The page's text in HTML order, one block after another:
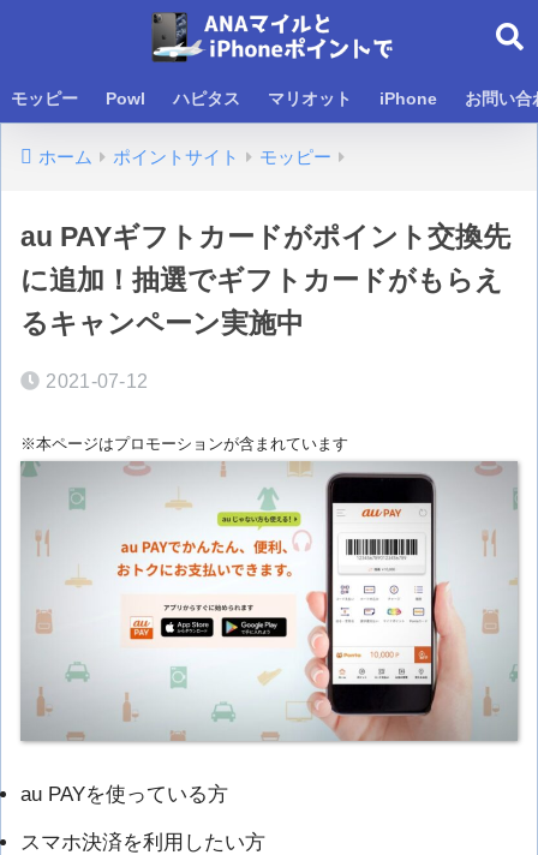
モッピー Powl ハピタス マリオット iPhone お問い合
ホーム ポイントサイト モッピー
au PAYギフトカードがポイント交換先
に追加！抽選でギフトカードがもらえ
るキャンペーン実施中
2021-07-12
※本ページはプロモーションが含まれています
au PAYを使っている方
スマホ決済を利用したい方